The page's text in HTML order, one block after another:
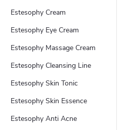
Estesophy Cream
Estesophy Eye Cream
Estesophy Massage Cream
Estesophy Cleansing Line
Estesophy Skin Tonic
Estesophy Skin Essence
Estesophy Anti Acne